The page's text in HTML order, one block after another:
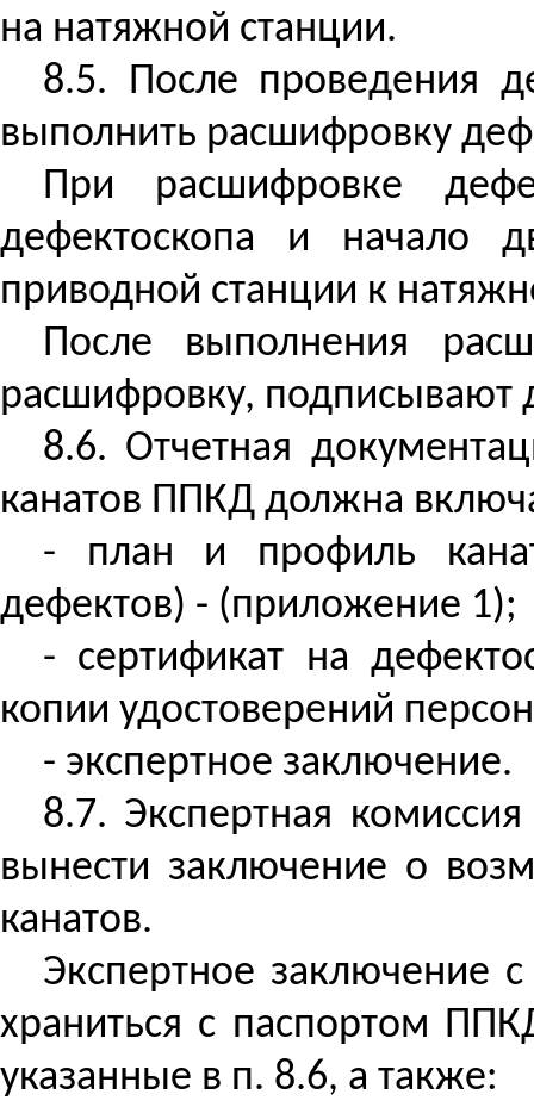
на натяжной станции.
8.5. После проведения
выполнить расшифровку
При расшифровке
дефектоскопа и начало
приводной станции к
После выполнения
расшифровку, подписывают
8.6. Отчетная
канатов ППКД должна
- план и профиль
дефектов) - (приложение 1);
- сертификат на
копии удостоверений
- экспертное заключение.
8.7. Экспертная
вынести заключение о
канатов.
Экспертное заключение
храниться с паспортом
указанные в п. 8.6, а также: